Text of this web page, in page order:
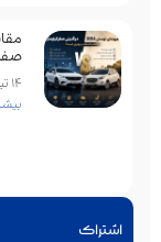
اشتراک
صفر
14 تیر 1405